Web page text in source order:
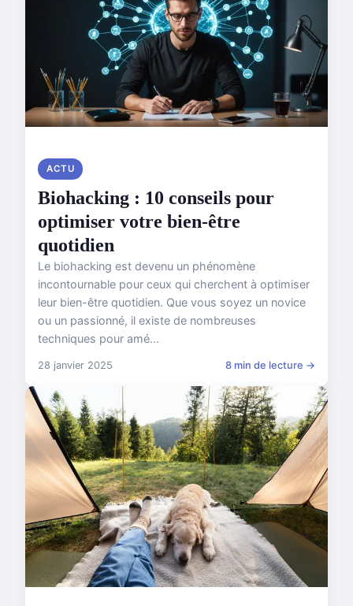
ACTU
Biohacking : 10 conseils pour
optimiser votre bien-être
quotidien
Le biohacking est devenu un phénomène
incontournable pour ceux qui cherchent à optimiser
leur bien-être quotidien. Que vous soyez un novice
ou un passionné, il existe de nombreuses
techniques pour amé...
28 janvier 2025 8 min de lecture →